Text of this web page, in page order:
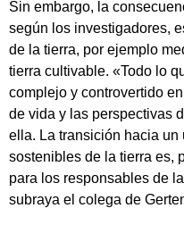
Sin embargo, la
según los investigadores,
de la tierra, por ejemplo
tierra cultivable. «Todo lo
complejo y controvertido
de vida y las perspectivas
ella. La transición hacia un
sostenibles de la tierra es,
para los responsables de
subraya el colega de